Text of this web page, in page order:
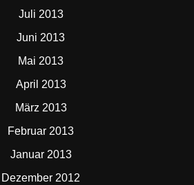
Juli 2013
Juni 2013
Mai 2013
April 2013
März 2013
Februar 2013
Januar 2013
Dezember 2012